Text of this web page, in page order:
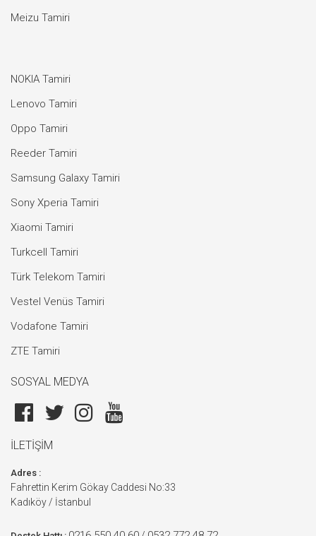
Meizu Tamiri
NOKIA Tamiri
Lenovo Tamiri
Oppo Tamiri
Reeder Tamiri
Samsung Galaxy Tamiri
Sony Xperia Tamiri
Xiaomi Tamiri
Turkcell Tamiri
Türk Telekom Tamiri
Vestel Venüs Tamiri
Vodafone Tamiri
ZTE Tamiri
SOSYAL MEDYA
İLETİŞİM
Adres :
Fahrettin Kerim Gökay Caddesi No:33
Kadıköy / İstanbul